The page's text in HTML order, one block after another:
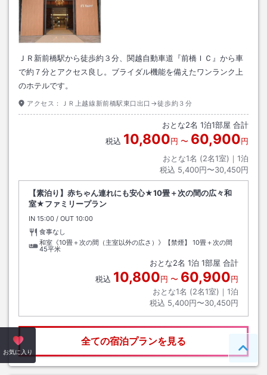
ＪＲ新前橋駅から徒歩約３分、関越自動車道『前橋ＩＣ』から車
で約７分とアクセス良し。ブライダル機能を備えたワンランク上
のホテルです。
アクセス： ＪＲ上越線新前橋駅東口出口→徒歩約３分
おとな2名 1泊1部屋 合計
税込 10,800円 〜 60,900円
おとな1名 (2名1室)｜ 1泊
税込 5,400円〜30,450円
【素泊り】赤ちゃん連れにも安心★10畳＋次の間の広々和
室★ファミリープラン
IN チェックイン
15:00 / OUT チェックアウト
10:00
食事なし
和室《10畳＋次の間（主室以外の広さ）》【禁煙】
10畳＋次の間
45平米
おとな2名 1泊 1部屋 合計
税込 10,800円 〜 60,900円
おとな1名 (2名1室)｜ 1泊
税込 5,400円〜30,450円
全ての宿泊プランを見る
お気に入り ペー